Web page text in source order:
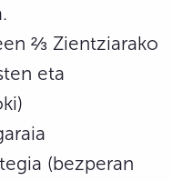
⅔ Zientziarako
eta
(bezperan